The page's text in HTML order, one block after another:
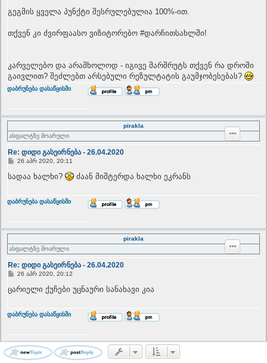
s
t
გეგმის ყველა პუნქტი შესრულებულია 100%-ით.
თქვენ კი ძვირფაასო ვიზიტორებო #დარჩითსახლში!
კარველებო და არამხოლოდ - იგივე მარშრუტს თქვენ რა დროში
გაივლით? შეძლებთ არსებული რეზულტატის გაუმჯობესებას?
T
დაბრუნება დასაწყისში
pirakla
ასფალტზე მოარული
Re: დიდი გასეირნება - 26.04.2020
P
s
26 აპრ 2020, 20:11
სადაა ხალხი? ძაან მიშტერდა ხალხი ეკრანს
T
დაბრუნება დასაწყისში
pirakla
ასფალტზე მოარული
Re: დიდი გასეირნება - 26.04.2020
P
s
26 აპრ 2020, 20:12
ცარიელი ქუჩები უცნაური სანახავი კია
T
დაბრუნება დასაწყისში